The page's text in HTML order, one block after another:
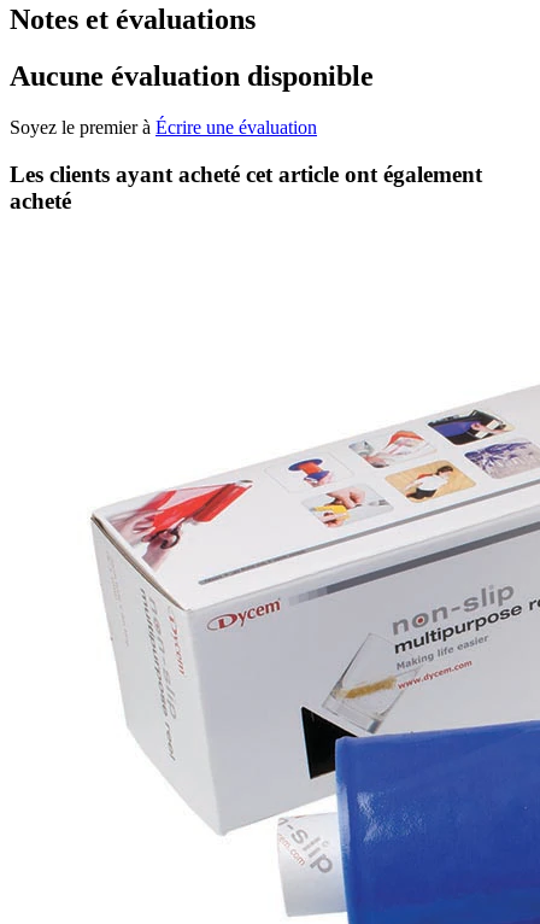
Notes et évaluations
Aucune évaluation disponible
Soyez le premier à Écrire une évaluation
Les clients ayant acheté cet article ont également
acheté